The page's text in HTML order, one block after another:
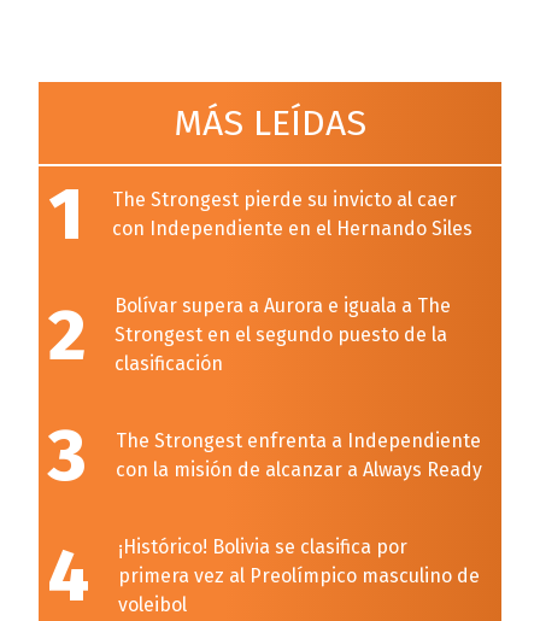
MÁS LEÍDAS
1
The Strongest pierde su invicto al caer
con Independiente en el Hernando Siles
2
Bolívar supera a Aurora e iguala a The
Strongest en el segundo puesto de la
clasificación
3
The Strongest enfrenta a Independiente
con la misión de alcanzar a Always Ready
4
¡Histórico! Bolivia se clasifica por
primera vez al Preolímpico masculino de
voleibol